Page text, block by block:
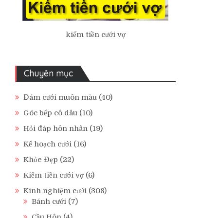
kiếm tiền cưới vợ
Chuyên mục
Đám cưới muôn màu (40)
Góc bếp cô dâu (10)
Hỏi đáp hôn nhân (19)
Kế hoạch cưới (16)
Khỏe Đẹp (22)
Kiếm tiền cưới vợ (6)
Kinh nghiệm cưới (308)
Bánh cưới (7)